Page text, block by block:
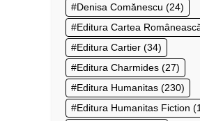
Denisa Comănescu (24)
Editura Cartea
Editura Cartier (34)
Editura Charmides (27)
Editura Humanitas (230)
Editura Humanitas Fiction